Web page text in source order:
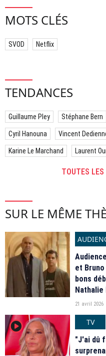
MOTS CLÉS
SVOD Netflix
TENDANCES
Guillaume Pley Stéphane Bern
Cyril Hanouna Vincent
Karine Le Marchand Laurent
TOUTES
SUR LE MÊME
et
bons
Nathalie
21 avril 2026
player2
TV
"J'ai dû